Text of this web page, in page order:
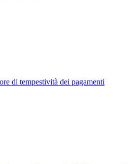
di tempestività dei pagamenti